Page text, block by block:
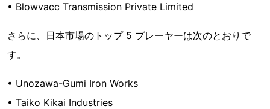
• Blowvacc Transmission Private Limited
さらに、日本市場のトップ 5 プレーヤーは次のとおりで
す。
• Unozawa-Gumi Iron Works
• Taiko Kikai Industries